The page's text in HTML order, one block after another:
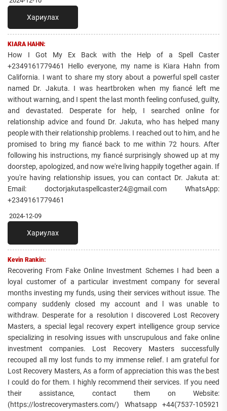
Хариулах
KIARA HAHN:
How I Got My Ex Back with the Help of a Spell Caster
+2349161779461 Hello everyone, my name is Kiara Hahn from
California. I want to share my story about a powerful spell caster
named Dr. Jakuta. I was heartbroken when my fiancé left me
without warning, and I spent the last month feeling confused, guilty,
and devastated. Desperate for help, I searched online for
relationship advice and found Dr. Jakuta, who has helped many
people with their relationship problems. I reached out to him, and he
promised to bring my fiancé back to me within 72 hours. After
following his instructions, my fiancé surprisingly showed up at my
doorstep, apologized, and now we're living happily together again. If
you're having relationship issues, you can contact Dr. Jakuta at:
Email: doctorjakutaspellcaster24@gmail.com WhatsApp:
+2349161779461
2024-12-09
Хариулах
Kevin Rankin:
Recovering From Fake Online Investment Schemes I had been a
loyal customer of a particular investment company for several
months investing my funds, using their services without issue. The
company suddenly closed my account and l was unable to
withdraw. Desperate for a resolution I discovered Lost Recovery
Masters, a special legal recovery expert intelligence group service
specializing in resolving issues with unscrupulous and fake online
investment companies. Lost Recovery Masters successfully
recouped all my lost funds to my immense relief. I am grateful for
Lost Recovery Masters, As a form of appreciation this was the best
I could do for them. I highly recommend their services. If you need
their assistance, contact them on Website:
(https://lostrecoverymasters.com/) Whatsapp +44(7537-105921